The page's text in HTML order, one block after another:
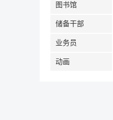
图书馆
储备干部
业务员
动画